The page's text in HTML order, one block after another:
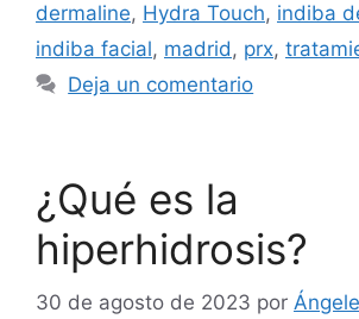
dermaline, Hydra Touch, indiba
indiba facial, madrid, prx,
Deja un comentario
¿Qué es la
hiperhidrosis?
30 de agosto de 2023 por